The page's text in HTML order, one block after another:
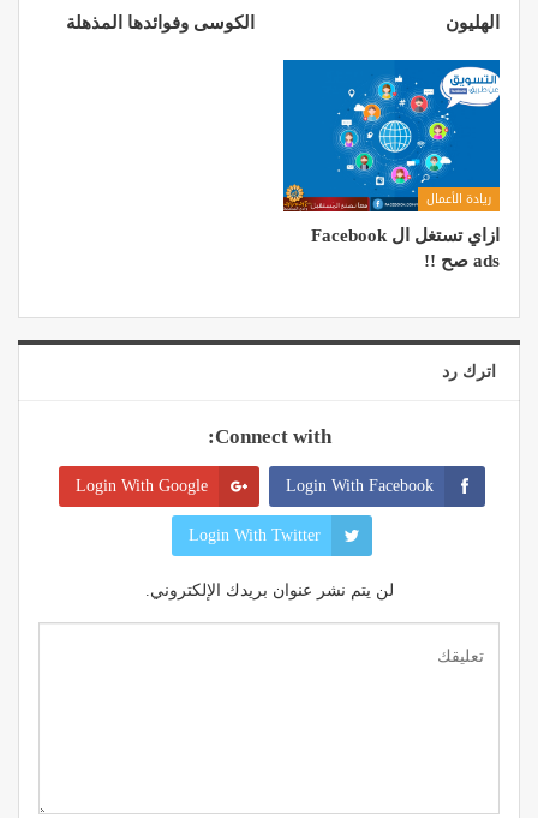
الهليون الكوسى وفوائدها المذهلة
ريادة الأعمال
ازاي تستغل ال Facebook
ads صح !!
اترك رد
Connect with:
Login With Facebook
Login With Google
Login With Twitter
لن يتم نشر عنوان بريدك الإلكتروني.